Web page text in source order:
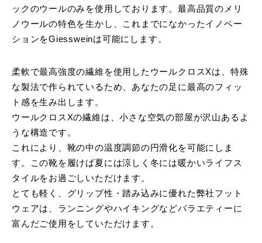
ックのウールのみを使用しております。最高品質のメリ
ノウールの特色を生かし、これまでになかったイノベー
ションをGiessweinは可能にします。
柔軟で最高強度の繊維を使用したウールクロスXは、特殊
な製法で作られているため、あなたの足に最高のフィッ
ト感を生み出します。
ウールクロスXの繊維は、小さな空気の部屋が沢山あるよ
うな構造です。
これにより、靴の中の温度調節の円滑化を可能にしま
す。この靴を履けば夏には涼しく冬には暖かいライフス
タイルをお過ごしいただけます。
とても軽く、グリップ性・踏み込みに優れた弊社フット
ウェアは、ランニングやハイキングなどバラエティーに
富んだご使用をしていただけます。